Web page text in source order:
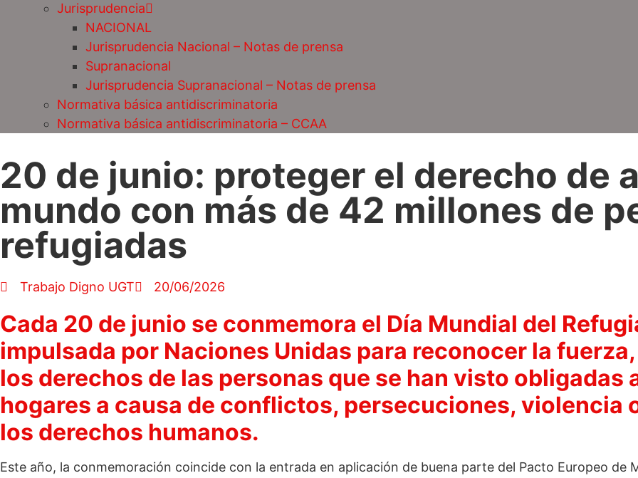
Jurisprudencia
NACIONAL
Jurisprudencia Nacional – Notas de prensa
Supranacional
Jurisprudencia Supranacional – Notas de prensa
Normativa básica antidiscriminatoria
Normativa básica antidiscriminatoria – CCAA
20 de junio: proteger el derecho de
mundo con más de 42 millones de
refugiadas
Trabajo Digno UGT 20/06/2026
Cada 20 de junio se conmemora el Día Mundial del
impulsada por Naciones Unidas para reconocer la
los derechos de las personas que se han visto obligadas
hogares a causa de conflictos, persecuciones, violencia
los derechos humanos.
Este año, la conmemoración coincide con la entrada en aplicación de buena parte del Pacto Europeo de